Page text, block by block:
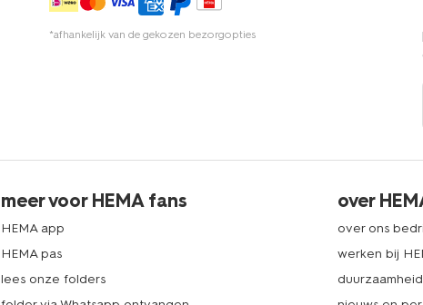
*afhankelijk van de gekozen bezorgopties
meer voor HEMA fans
HEMA app
HEMA pas
lees onze folders
over
over ons
werken bij
duurzaamheid